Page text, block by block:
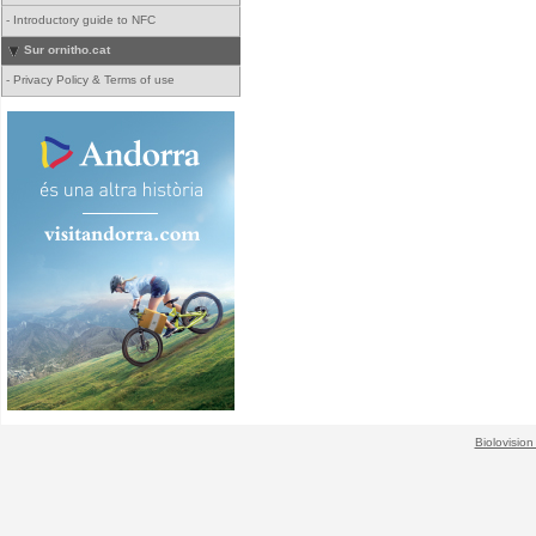
- Introductory guide to NFC
Sur ornitho.cat
- Privacy Policy & Terms of use
Biolovision